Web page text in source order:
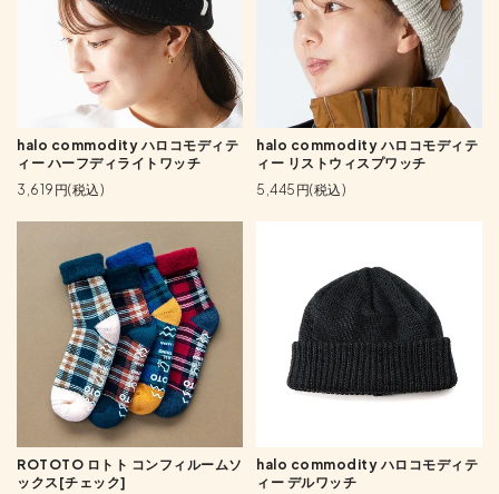
halo commodity ハロコモディテ
ィー ハーフディライトワッチ
3,619円(税込)
halo commodity ハロコモディテ
ィー リストウィスプワッチ
5,445円(税込)
ROTOTO ロトト コンフィルームソ
ックス[チェック]
halo commodity ハロコモディテ
ィー デルワッチ